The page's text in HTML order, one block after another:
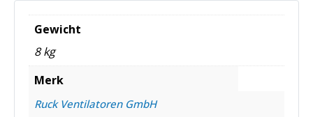
Gewicht
8 kg
Merk
Ruck Ventilatoren GmbH